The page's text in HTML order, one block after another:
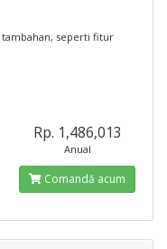
seperti fitur
Rp. 1,486,013
Anual
Comandă acum